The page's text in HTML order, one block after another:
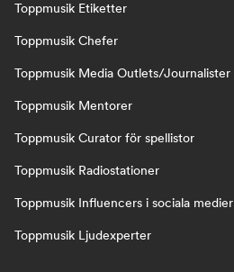
Toppmusik Etiketter
Toppmusik Chefer
Toppmusik Media Outlets/Journalister
Toppmusik Mentorer
Toppmusik Curator för spellistor
Toppmusik Radiostationer
Toppmusik Influencers i sociala medier
Toppmusik Ljudexperter